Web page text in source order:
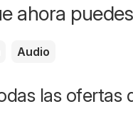
ahora
Audio
las ofertas